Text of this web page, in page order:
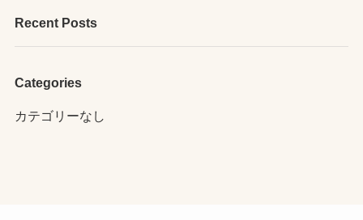
Recent Posts
Categories
カテゴリーなし